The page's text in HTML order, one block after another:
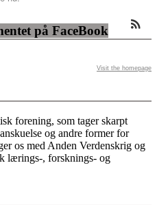
på FaceBook
Visit the homepage
forening, som tager skarpt
og andre former for
os med Anden Verdenskrig og
lærings-, forsknings- og